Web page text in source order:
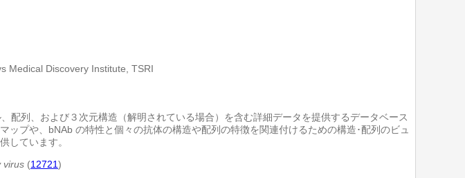
Medical Discovery Institute, TSRI
配列、および３次元構造（解明されている場合）を含む詳細データを提供するデータベース
ップや、bNAb の特性と個々の抗体の構造や配列の特徴を関連付けるための構造･配列のビュ
しています。
virus (12721)